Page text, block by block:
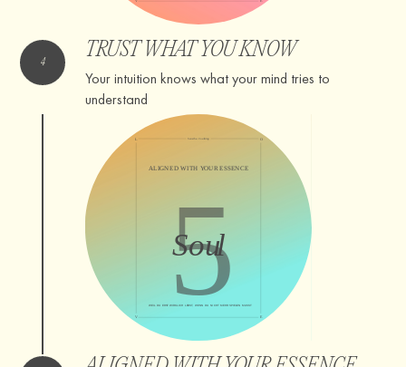
TRUST WHAT YOU KNOW
Your intuition knows what your mind tries to
understand